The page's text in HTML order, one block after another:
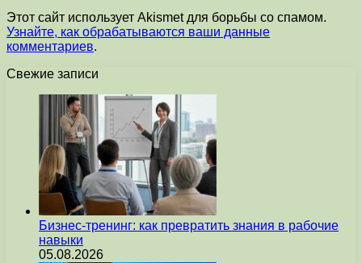
Этот сайт использует Akismet для борьбы со спамом.
Узнайте, как обрабатываются ваши данные
комментариев.
Свежие записи
Бизнес-тренинг: как превратить знания в рабочие
навыки
05.08.2026